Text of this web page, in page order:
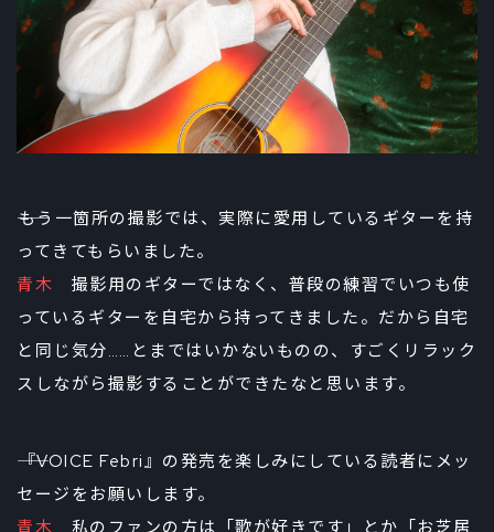
――もう一箇所の撮影では、実際に愛用しているギターを持
ってきてもらいました。
青木 撮影用のギターではなく、普段の練習でいつも使
っているギターを自宅から持ってきました。だから自宅
と同じ気分……とまではいかないものの、すごくリラック
スしながら撮影することができたなと思います。
――『VOICE Febri』の発売を楽しみにしている読者にメッ
セージをお願いします。